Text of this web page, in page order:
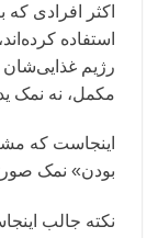
اکثر افرادی
استفاده
رژیم غذایی‌شان
مکمل، نه نمک
اینجاست که
بودن» نمک
نکته جالب